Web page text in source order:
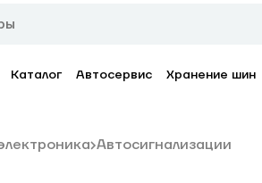
Каталог Автосервис Хранение шин
Автосигнализации